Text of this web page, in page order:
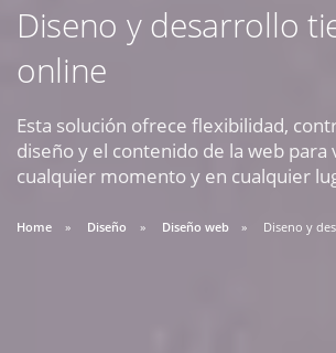
Diseno y desarrollo
online
Esta solución ofrece flexibilidad,
diseño y el contenido de la web para
cualquier momento y en cualquier
Home Diseño Diseño web Diseno y
09:30 AM A 18:30 PM